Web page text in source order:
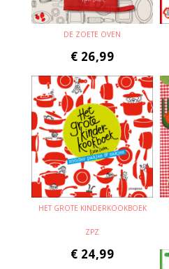
DE ZOETE OVEN
€ 26,99
HET GROTE KINDERKOOKBOEK
ZPZ
€ 24,99